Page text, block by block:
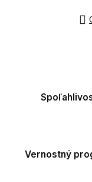
Vernostný